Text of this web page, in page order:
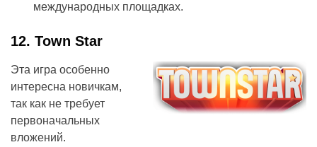
международных площадках.
12. Town Star
Эта игра особенно
интересна новичкам,
так как не требует
первоначальных
вложений.